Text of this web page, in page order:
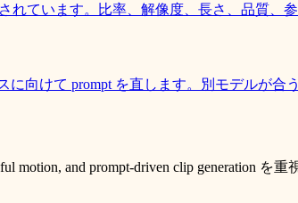
れています。比率、解像度、長さ、品質、
向けて prompt を直します。別モデルが合
motion, and prompt-driven clip generation